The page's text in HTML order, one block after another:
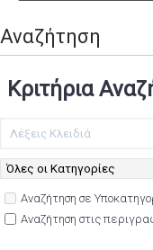
Αναζήτηση
Κριτήρια
Αναζήτηση σε
Αναζήτηση στις